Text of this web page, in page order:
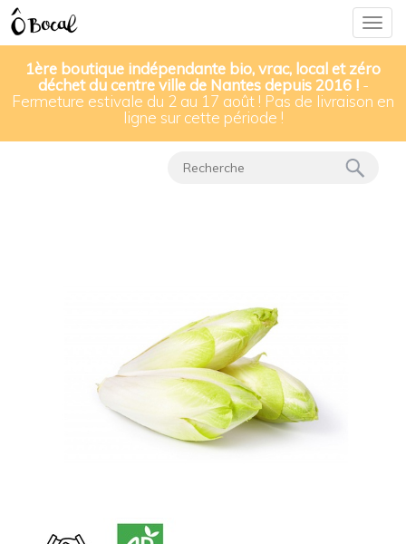
1ère boutique indépendante bio, vrac, local et zéro
déchet du centre ville de Nantes depuis 2016 ! -
Fermeture estivale du 2 au 17 août ! Pas de livraison en
ligne sur cette période !
▸ Fruits & légumes
▸
Endives bio & locales